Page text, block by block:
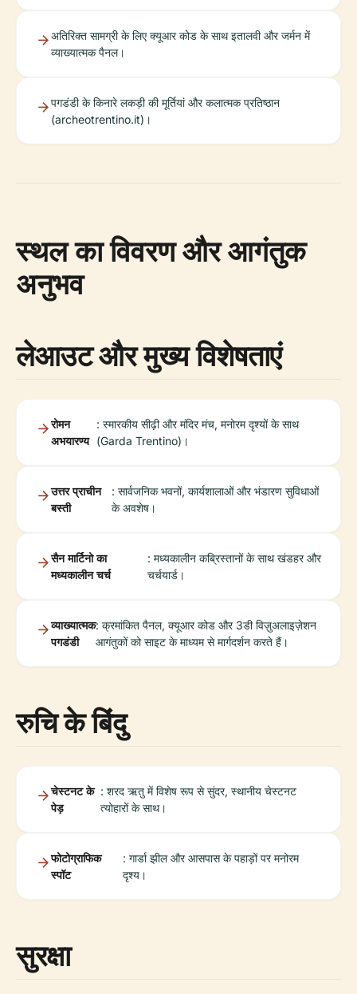
अतिरिक्त सामग्री के लिए क्यूआर कोड के साथ इतालवी और जर्मन में
व्याख्यात्मक पैनल।
पगडंडी के किनारे लकड़ी की मूर्तियां और कलात्मक प्रतिष्ठान
(archeotrentino.it)।
स्थल का विवरण और आगंतुक
अनुभव
लेआउट और मुख्य विशेषताएं
रोमन
अभयारण्य
: स्मारकीय सीढ़ी और मंदिर मंच, मनोरम दृश्यों के साथ
(Garda Trentino)।
उत्तर प्राचीन
बस्ती
: सार्वजनिक भवनों, कार्यशालाओं और भंडारण सुविधाओं
के अवशेष।
सैन मार्टिनो का
मध्यकालीन चर्च
: मध्यकालीन कब्रिस्तानों के साथ खंडहर और
चर्चयार्ड।
व्याख्यात्मक
पगडंडी
: क्रमांकित पैनल, क्यूआर कोड और 3डी विज़ुअलाइज़ेशन
आगंतुकों को साइट के माध्यम से मार्गदर्शन करते हैं।
रुचि के बिंदु
चेस्टनट के
पेड़
: शरद ऋतु में विशेष रूप से सुंदर, स्थानीय चेस्टनट
त्योहारों के साथ।
फोटोग्राफिक
स्पॉट
: गार्डा झील और आसपास के पहाड़ों पर मनोरम
दृश्य।
सुरक्षा